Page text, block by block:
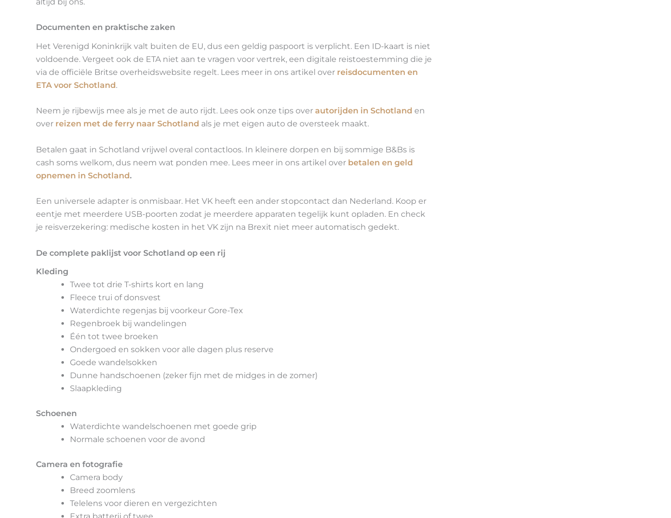
Documenten en praktische zaken
Het Verenigd Koninkrijk valt buiten de EU, dus een geldig paspoort is verplicht. Een ID-kaart is niet
voldoende. Vergeet ook de ETA niet aan te vragen voor vertrek, een digitale reistoestemming die je
via de officiële Britse overheidswebsite regelt. Lees meer in ons artikel over reisdocumenten en
ETA voor Schotland.
Neem je rijbewijs mee als je met de auto rijdt. Lees ook onze tips over autorijden in Schotland en
over reizen met de ferry naar Schotland als je met eigen auto de oversteek maakt.
Betalen gaat in Schotland vrijwel overal contactloos. In kleinere dorpen en bij sommige B&Bs is
cash soms welkom, dus neem wat ponden mee. Lees meer in ons artikel over betalen en geld
opnemen in Schotland.
Een universele adapter is onmisbaar. Het VK heeft een ander stopcontact dan Nederland. Koop er
eentje met meerdere USB-poorten zodat je meerdere apparaten tegelijk kunt opladen. En check
je reisverzekering: medische kosten in het VK zijn na Brexit niet meer automatisch gedekt.
De complete paklijst voor Schotland op een rij
Kleding
Twee tot drie T-shirts kort en lang
Fleece trui of donsvest
Waterdichte regenjas bij voorkeur Gore-Tex
Regenbroek bij wandelingen
Één tot twee broeken
Ondergoed en sokken voor alle dagen plus reserve
Goede wandelsokken
Dunne handschoenen (zeker fijn met de midges in de zomer)
Slaapkleding
Schoenen
Waterdichte wandelschoenen met goede grip
Normale schoenen voor de avond
Camera en fotografie
Camera body
Breed zoomlens
Telelens voor dieren en vergezichten